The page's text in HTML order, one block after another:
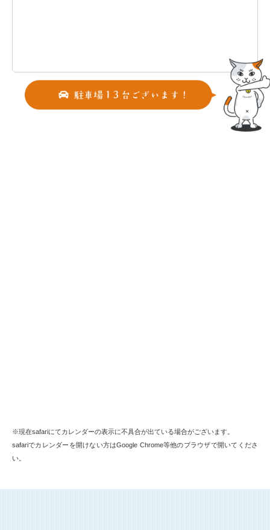
※現在safariにてカレンダーの表示に不具合が出ている場合がございます。
safariでカレンダーを開けない方はGoogle Chrome等他のブラウザで開いてくださ
い。